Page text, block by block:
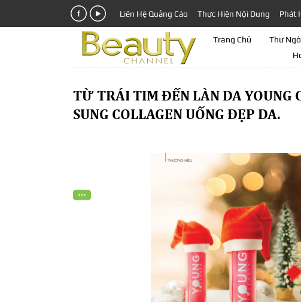
Liên Hệ Quảng Cáo Thực Hiện Nội Dung Phát
Trang Chủ Thư Ngỏ
TỪ TRÁI TIM ĐẾN LÀN DA YOUNG
SUNG COLLAGEN UỐNG ĐẸP DA.